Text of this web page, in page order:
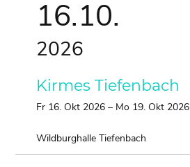
16.10.
2026
Kirmes Tiefenbach
Fr 16. Okt 2026 – Mo 19. Okt 2026
Wildburghalle Tiefenbach